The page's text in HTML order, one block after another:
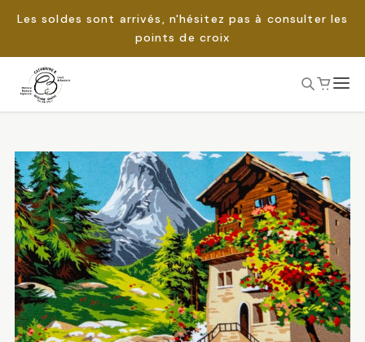
Les soldes sont arrivés, n'hésitez pas à consulter les
points de croix
Passer